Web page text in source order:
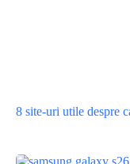
8 site-uri utile despre